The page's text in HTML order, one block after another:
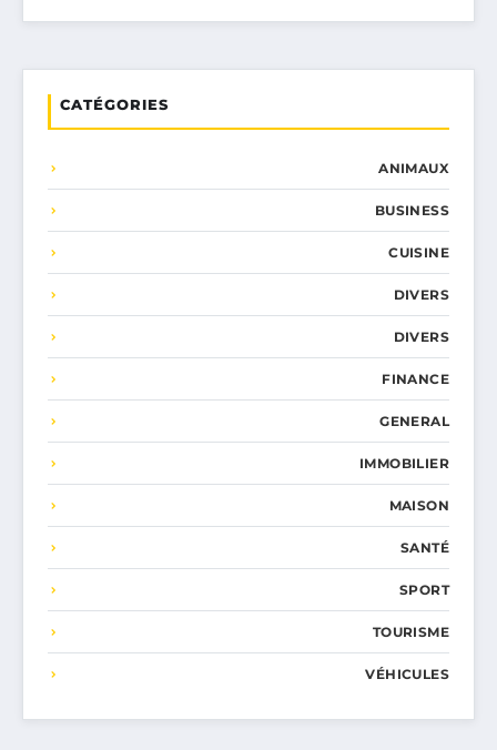
CATÉGORIES
ANIMAUX
BUSINESS
CUISINE
DIVERS
DIVERS
FINANCE
GENERAL
IMMOBILIER
MAISON
SANTÉ
SPORT
TOURISME
VÉHICULES